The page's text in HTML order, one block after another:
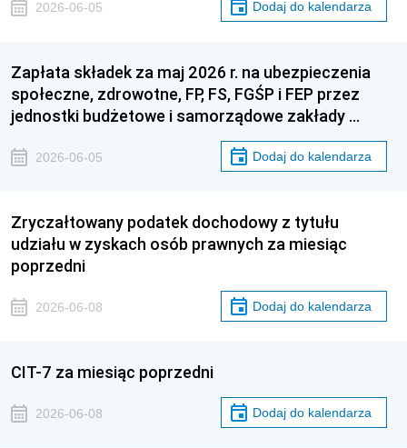
2026-06-05 Dodaj do kalendarza
Zapłata składek za maj 2026 r. na ubezpieczenia
społeczne, zdrowotne, FP, FS, FGŚP i FEP przez
jednostki budżetowe i samorządowe zakłady …
2026-06-05 Dodaj do kalendarza
Zryczałtowany podatek dochodowy z tytułu
udziału w zyskach osób prawnych za miesiąc
poprzedni
2026-06-08 Dodaj do kalendarza
CIT-7 za miesiąc poprzedni
2026-06-08 Dodaj do kalendarza